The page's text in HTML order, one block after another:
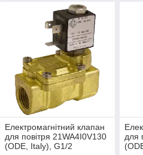
Електромагнітний клапан
для повітря 21WA4I0V130
(ODE, Italy), G1/2
для